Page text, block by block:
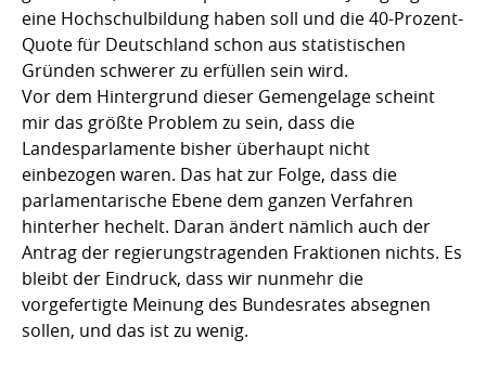
eine Hochschulbildung haben soll und die 40-Prozent-
Quote für Deutschland schon aus statistischen
Gründen schwerer zu erfüllen sein wird.
Vor dem Hintergrund dieser Gemengelage scheint
mir das größte Problem zu sein, dass die
Landesparlamente bisher überhaupt nicht
einbezogen waren. Das hat zur Folge, dass die
parlamentarische Ebene dem ganzen Verfahren
hinterher hechelt. Daran ändert nämlich auch der
Antrag der regierungstragenden Fraktionen nichts. Es
bleibt der Eindruck, dass wir nunmehr die
vorgefertigte Meinung des Bundesrates absegnen
sollen, und das ist zu wenig.